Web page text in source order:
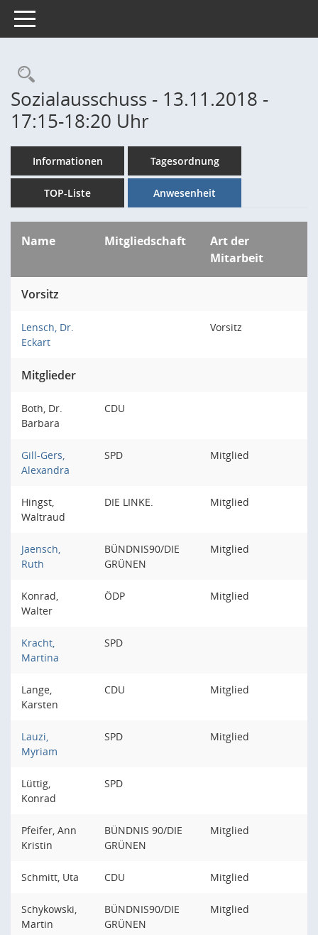
Toggle navigation
Rechercheauswahl
Sozialausschuss - 13.11.2018 -
17:15-18:20 Uhr
Informationen Tagesordnung
TOP-Liste Anwesenheit
Name Mitgliedschaft
Art der
Mitarbeit
Vorsitz
Lensch, Dr.
Eckart
Vorsitz
Mitglieder
Both, Dr.
Barbara
CDU
Gill-Gers,
Alexandra
SPD Mitglied
Hingst,
Waltraud
DIE LINKE. Mitglied
Jaensch,
Ruth
BÜNDNIS90/DIE
GRÜNEN
Mitglied
Konrad,
Walter
ÖDP Mitglied
Kracht,
Martina
SPD
Lange,
Karsten
CDU Mitglied
Lauzi,
Myriam
SPD Mitglied
Lüttig,
Konrad
SPD
Pfeifer, Ann
Kristin
BÜNDNIS 90/DIE
GRÜNEN
Mitglied
Schmitt, Uta CDU Mitglied
Schykowski,
Martin
BÜNDNIS90/DIE
GRÜNEN
Mitglied